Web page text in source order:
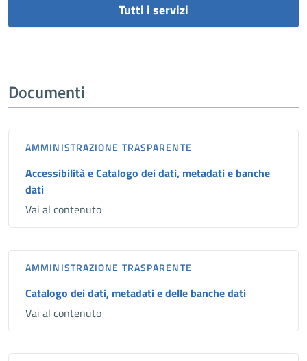
Tutti i servizi
Documenti
AMMINISTRAZIONE TRASPARENTE
Accessibilità e Catalogo dei dati, metadati e banche
dati
Vai al contenuto
AMMINISTRAZIONE TRASPARENTE
Catalogo dei dati, metadati e delle banche dati
Vai al contenuto